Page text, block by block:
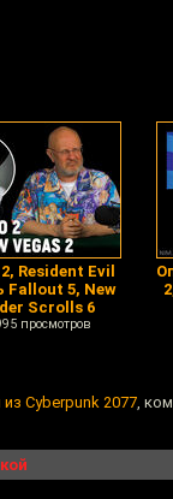
Resident Evil
Fallout 5, New
Scrolls 6
просмотров
Cyberpunk 2077,